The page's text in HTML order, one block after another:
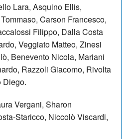
Lara, Asquino Ellis,
Carson Francesco,
Filippo, Dalla Costa
Veggiato Matteo, Zinesi
Benevento Nicola, Mariani
Razzoli Giacomo, Rivolta
Diego.
Vergani, Sharon
Staricco, Niccolò Viscardi,